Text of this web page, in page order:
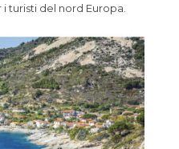
turisti del nord Europa.